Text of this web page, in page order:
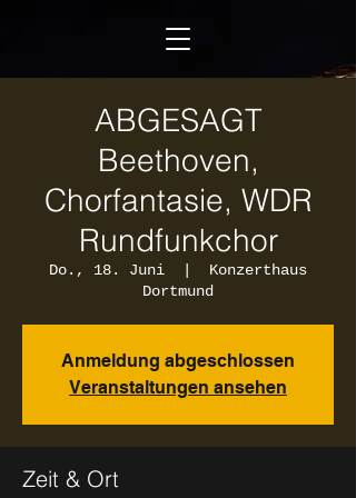
ABGESAGT
Beethoven,
Chorfantasie, WDR
Rundfunkchor
Do., 18. Juni
Konzerthaus
Dortmund
Anmeldung abgeschlossen
Veranstaltungen ansehen
Zeit & Ort